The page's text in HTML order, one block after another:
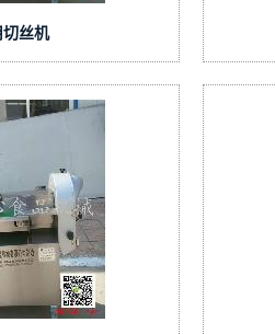
丝机